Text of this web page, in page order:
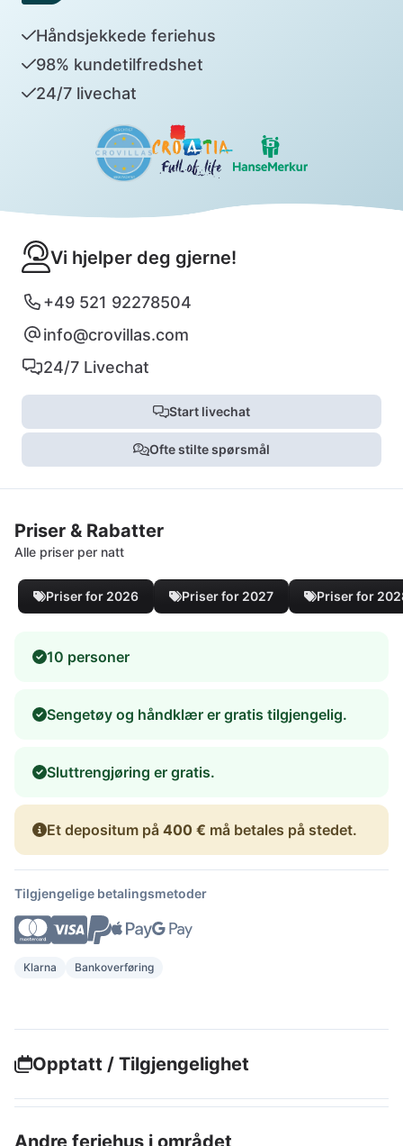
Håndsjekkede feriehus
98% kundetilfredshet
24/7 livechat
Vi hjelper deg gjerne!
+49 521 92278504
info@crovillas.com
24/7 Livechat
Start livechat
Ofte stilte spørsmål
Priser & Rabatter
Alle priser per natt
Priser for 2026 Priser for 2027 Priser for
10 personer
Sengetøy og håndklær er gratis tilgjengelig.
Sluttrengjøring er gratis.
Et depositum på 400 € må betales på stedet.
Tilgjengelige betalingsmetoder
Klarna Bankoverføring
Opptatt / Tilgjengelighet
Andre feriehus i området